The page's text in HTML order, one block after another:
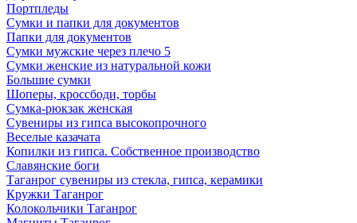
Портпледы
Сумки и папки для документов
Папки для документов
Сумки мужские через плечо 5
Сумки женские из натуральной кожи
Большие сумки
Шоперы, кроссбоди, торбы
Сумка-рюкзак женская
Сувениры из гипса высокопрочного
Веселые казачата
Копилки из гипса. Собственное производство
Славянские боги
Таганрог сувениры из стекла, гипса, керамики
Кружки Таганрог
Колокольчики Таганрог